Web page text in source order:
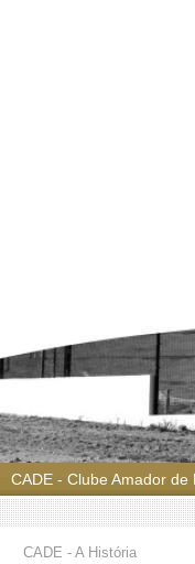
CADE - Clube Amador
CADE - A História